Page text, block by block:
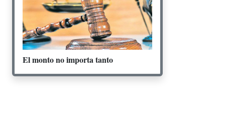
El monto no importa tanto